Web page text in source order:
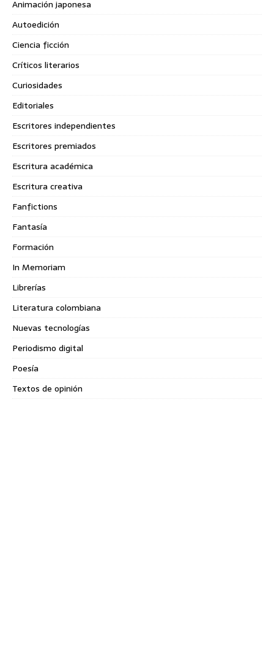
Animación japonesa
Autoedición
Ciencia ficción
Críticos literarios
Curiosidades
Editoriales
Escritores independientes
Escritores premiados
Escritura académica
Escritura creativa
Fanfictions
Fantasía
Formación
In Memoriam
Librerías
Literatura colombiana
Nuevas tecnologías
Periodismo digital
Poesía
Textos de opinión